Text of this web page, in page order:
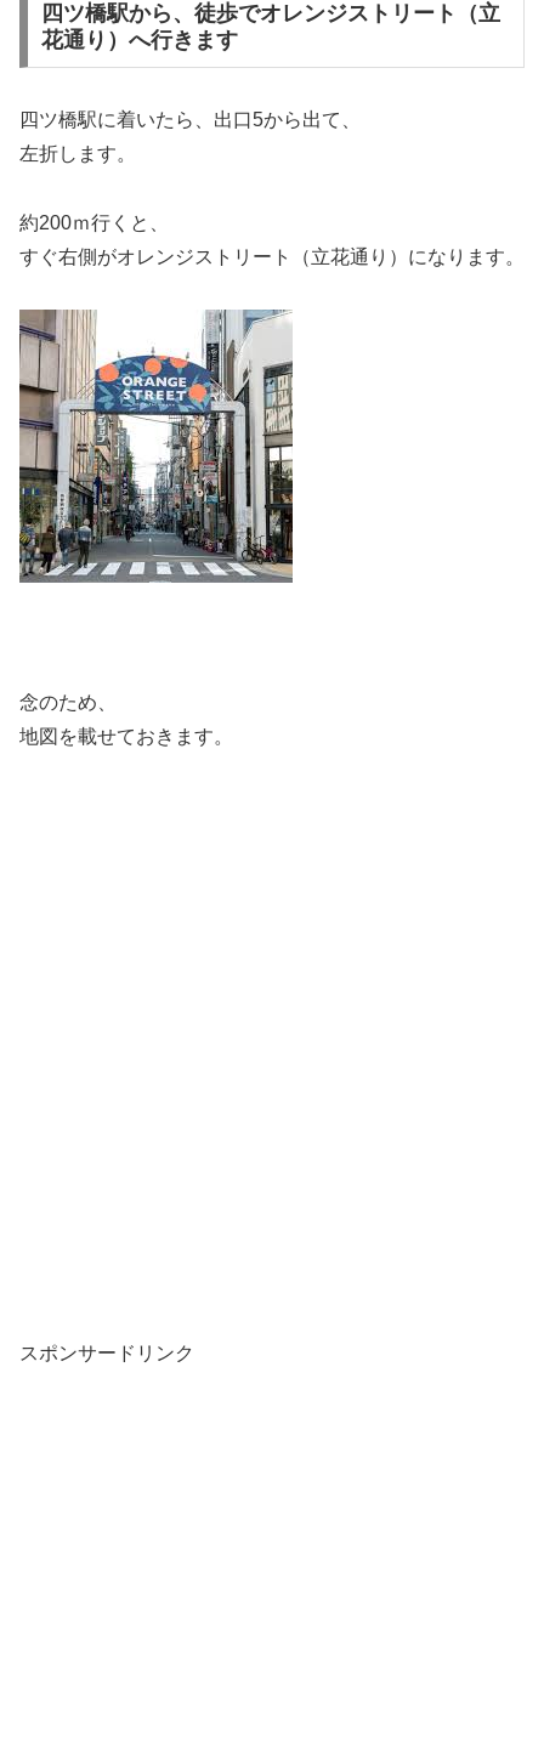
四ツ橋駅から、徒歩でオレンジストリート（立
花通り）へ行きます
四ツ橋駅に着いたら、出口5から出て、
左折します。
約200ｍ行くと、
すぐ右側がオレンジストリート（立花通り）になります。
念のため、
地図を載せておきます。
スポンサードリンク